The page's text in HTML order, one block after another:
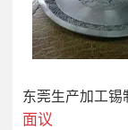
面议